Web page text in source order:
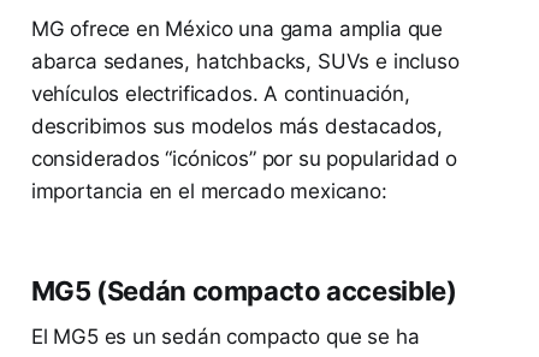
MG ofrece en México una gama amplia que
abarca sedanes, hatchbacks, SUVs e incluso
vehículos electrificados. A continuación,
describimos sus modelos más destacados,
considerados “icónicos” por su popularidad o
importancia en el mercado mexicano:
MG5 (Sedán compacto accesible)
El MG5 es un sedán compacto que se ha